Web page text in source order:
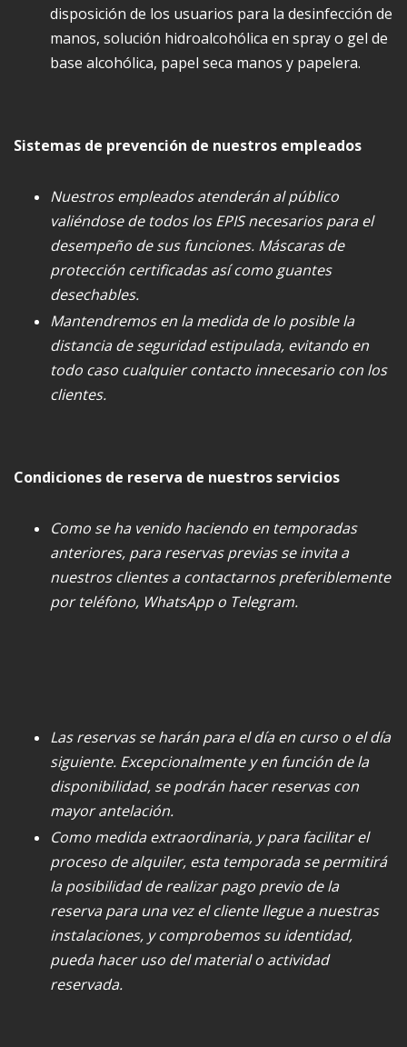
disposición de los usuarios para la desinfección de
manos, solución hidroalcohólica en spray o gel de
base alcohólica, papel seca manos y papelera.
Sistemas de prevención de nuestros empleados
Nuestros empleados atenderán al público
valiéndose de todos los EPIS necesarios para el
desempeño de sus funciones. Máscaras de
protección certificadas así como guantes
desechables.
Mantendremos en la medida de lo posible la
distancia de seguridad estipulada, evitando en
todo caso cualquier contacto innecesario con los
clientes.
Condiciones de reserva de nuestros servicios
Como se ha venido haciendo en temporadas
anteriores, para reservas previas se invita a
nuestros clientes a contactarnos preferiblemente
por teléfono, WhatsApp o Telegram.
Las reservas se harán para el día en curso o el día
siguiente. Excepcionalmente y en función de la
disponibilidad, se podrán hacer reservas con
mayor antelación.
Como medida extraordinaria, y para facilitar el
proceso de alquiler, esta temporada se permitirá
la posibilidad de realizar pago previo de la
reserva para una vez el cliente llegue a nuestras
instalaciones, y comprobemos su identidad,
pueda hacer uso del material o actividad
reservada.